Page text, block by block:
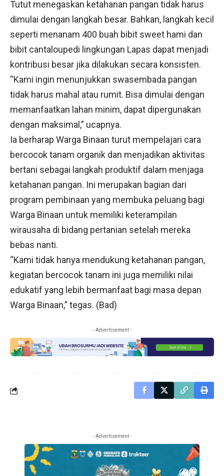
Tutut menegaskan ketahanan pangan tidak harus
dimulai dengan langkah besar. Bahkan, langkah kecil
seperti menanam 400 buah bibit sweet hami dan
bibit cantaloupedi lingkungan Lapas dapat menjadi
kontribusi besar jika dilakukan secara konsisten.
“Kami ingin menunjukkan swasembada pangan
tidak harus mahal atau rumit. Bisa dimulai dengan
memanfaatkan lahan minim, dapat dipergunakan
dengan maksimal,” ucapnya.
Ia berharap Warga Binaan turut mempelajari cara
bercocok tanam organik dan menjadikan aktivitas
bertani sebagai langkah produktif dalam menjaga
ketahanan pangan. Ini merupakan bagian dari
program pembinaan yang membuka peluang bagi
Warga Binaan untuk memiliki keterampilan
wirausaha di bidang pertanian setelah mereka
bebas nanti.
“Kami tidak hanya mendukung ketahanan pangan,
kegiatan bercocok tanam ini juga memiliki nilai
edukatif yang lebih bermanfaat bagi masa depan
Warga Binaan,” tegas. (Bad)
- Advertisement -
- Advertisement -